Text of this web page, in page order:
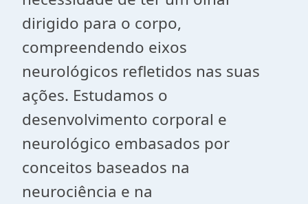
dirigido para o corpo,
compreendendo eixos
neurológicos refletidos nas suas
ações. Estudamos o
desenvolvimento corporal e
neurológico embasados por
conceitos baseados na
neurociência e na